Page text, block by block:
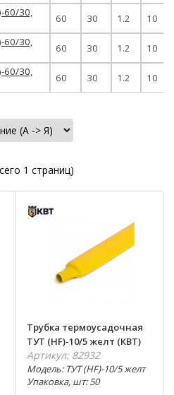
60/30,
60 30 1.2 10
60/30,
60 30 1.2 10
60/30,
60 30 1.2 10
1 страниц)
Трубка термоусадочная
ТУТ (HF)-10/5 желт (КВТ)
Артикул: 82932
Модель: ТУТ (HF)-10/5 желт
Упаковка, шт: 50